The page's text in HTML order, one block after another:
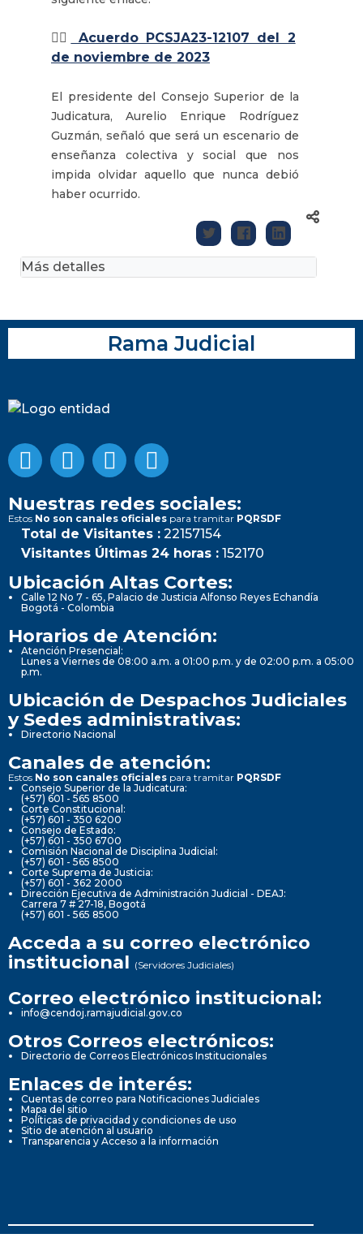
👉🏽
Acuerdo PCSJA23-12107 del 2
de noviembre de 2023
El presidente del Consejo Superior de la
Judicatura, Aurelio Enrique Rodríguez
Guzmán, señaló que será un escenario de
enseñanza colectiva y social que nos
impida olvidar aquello que nunca debió
haber ocurrido.
Más detalles
Rama Judicial
Nuestras redes sociales:
Estos No son canales oficiales para tramitar PQRSDF
Total de Visitantes : 22157154
Visitantes Últimas 24 horas : 152170
Ubicación Altas Cortes:
Calle 12 No 7 - 65, Palacio de Justicia Alfonso Reyes Echandía
Bogotá - Colombia
Horarios de Atención:
Atención Presencial:
Lunes a Viernes de 08:00 a.m. a 01:00 p.m. y de 02:00 p.m. a 05:00
p.m.
Ubicación de Despachos Judiciales
y Sedes administrativas:
Directorio Nacional
Canales de atención:
Estos No son canales oficiales para tramitar PQRSDF
Consejo Superior de la Judicatura:
(+57) 601 - 565 8500
Corte Constitucional:
(+57) 601 - 350 6200
Consejo de Estado:
(+57) 601 - 350 6700
Comisión Nacional de Disciplina Judicial:
(+57) 601 - 565 8500
Corte Suprema de Justicia:
(+57) 601 - 362 2000
Dirección Ejecutiva de Administración Judicial - DEAJ:
Carrera 7 # 27-18, Bogotá
(+57) 601 - 565 8500
Acceda a su correo electrónico
institucional (Servidores Judiciales)
Correo electrónico institucional:
info@cendoj.ramajudicial.gov.co
Otros Correos electrónicos:
Directorio de Correos Electrónicos Institucionales
Enlaces de interés:
Cuentas de correo para Notificaciones Judiciales
Mapa del sitio
Políticas de privacidad y condiciones de uso
Sitio de atención al usuario
Transparencia y Acceso a la información